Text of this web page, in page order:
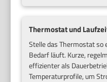
Thermostat und
Stelle das Thermostat so
Bedarf läuft. Kurze,
effizienter als
Temperaturprofile, um